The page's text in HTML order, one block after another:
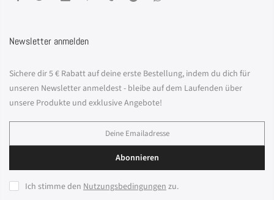
Newsletter anmelden
Sichere dir 5 € Rabatt auf deine erste Bestellung, indem du dich für
unseren Newsletter anmeldest - bleibe auf dem Laufenden über
unsere Produkte und exklusive Angebote!
Abonnieren
Ich stimme den Nutzungsbedingungen zu.